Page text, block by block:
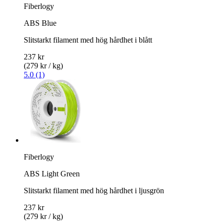
Fiberlogy
ABS Blue
Slitstarkt filament med hög hårdhet i blått
237 kr
(279 kr / kg)
5.0 (1)
Fiberlogy
ABS Light Green
Slitstarkt filament med hög hårdhet i ljusgrön
237 kr
(279 kr / kg)